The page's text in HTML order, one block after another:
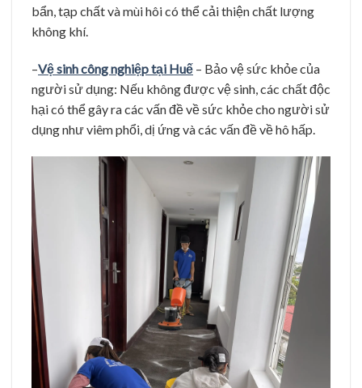
bẩn, tạp chất và mùi hôi có thể cải thiện chất lượng
không khí.
–Vệ sinh công nghiệp tại Huế – Bảo vệ sức khỏe của
người sử dụng: Nếu không được vệ sinh, các chất độc
hại có thể gây ra các vấn đề về sức khỏe cho người sử
dụng như viêm phổi, dị ứng và các vấn đề về hô hấp.